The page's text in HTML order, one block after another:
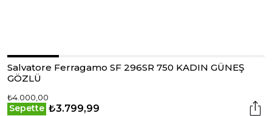
Salvatore Ferragamo SF 296SR 750 KADIN GÜNEŞ
GÖZLÜ
₺4.000,00
Sepette ₺3.799,99